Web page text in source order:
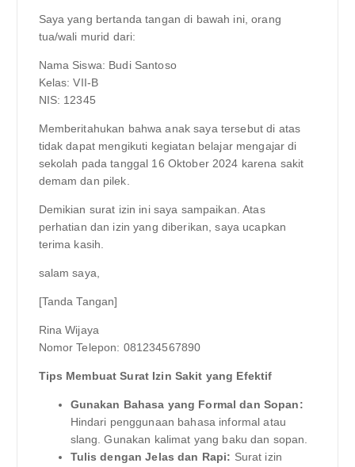
Saya yang bertanda tangan di bawah ini, orang
tua/wali murid dari:
Nama Siswa: Budi Santoso
Kelas: VII-B
NIS: 12345
Memberitahukan bahwa anak saya tersebut di atas
tidak dapat mengikuti kegiatan belajar mengajar di
sekolah pada tanggal 16 Oktober 2024 karena sakit
demam dan pilek.
Demikian surat izin ini saya sampaikan. Atas
perhatian dan izin yang diberikan, saya ucapkan
terima kasih.
salam saya,
[Tanda Tangan]
Rina Wijaya
Nomor Telepon: 081234567890
Tips Membuat Surat Izin Sakit yang Efektif
Gunakan Bahasa yang Formal dan Sopan:
Hindari penggunaan bahasa informal atau
slang. Gunakan kalimat yang baku dan sopan.
Tulis dengan Jelas dan Rapi: Surat izin